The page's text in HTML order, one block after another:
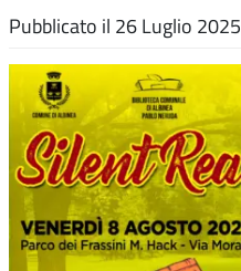
Pubblicato il 26 Luglio 2025